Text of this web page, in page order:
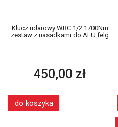
Klucz udarowy WRC 1/2 1700Nm
zestaw z nasadkami do ALU felg
450,00 zł
do koszyka